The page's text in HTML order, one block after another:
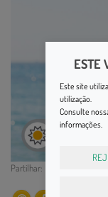
Partilhar:
ESTE
Este site
utilização.
Consulte
informações.